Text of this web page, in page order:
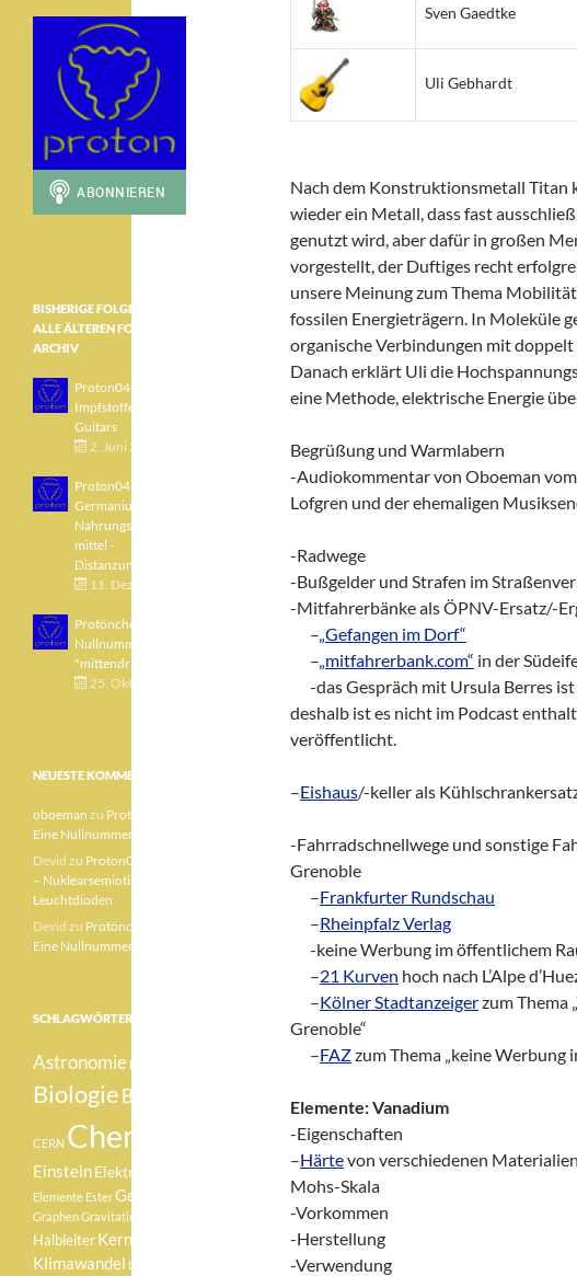
Sven Gaedtke
Uli Gebhardt
Nach dem Konstruktionsmetall Titan
wieder ein Metall, dass fast
genutzt wird, aber dafür in großen
vorgestellt, der Duftiges recht
unsere Meinung zum Thema
fossilen Energieträgern. In Moleküle
organische Verbindungen mit
Danach erklärt Uli die
eine Methode, elektrische Energie
Begrüßung und Warmlabern
-Audiokommentar von Oboeman
Lofgren und der ehemaligen
-Radwege
-Bußgelder und Strafen im
-Mitfahrerbänke als ÖPNV-Ersatz/-
–„Gefangen im Dorf“
–„mitfahrerbank.com“ in der
-das Gespräch mit Ursula Berres
deshalb ist es nicht im Podcast
veröffentlicht.
–Eishaus/-keller als
-Fahrradschnellwege und sonstige
Grenoble
–Frankfurter Rundschau
–Rheinpfalz Verlag
-keine Werbung im öffentlichem
–21 Kurven hoch nach L’Alpe
–Kölner Stadtanzeigerzum Thema
Grenoble“
–FAZzum Thema „keine Werbung
Elemente: Vanadium
-Eigenschaften
–Härtevon verschiedenen
Mohs-Skala
-Vorkommen
-Herstellung
-Verwendung
BISHERIGE FOLGEN ………………
ALLE ÄLTEREN FOLGEN IM
ARCHIV
Proton043 - Arsen -
Impfstoffe - Blue
Guitars
2. Juni 2021
Proton042 -
Germanium -
Nahrungsergänzungs
mittel -
Distanzunterricht
11. Dezember 2020
Protönchen 041 - Eine
Nullnummer
"mittendrin"
25. Oktober 2020
NEUESTE KOMMENTARE
oboeman zu Protönchen 041 –
Eine Nullnummer „mittendrin“
Devid zu Proton040 – Gallium
– Nuklearsemiotik –
Leuchtdioden
Devid zu Protönchen 041 –
Eine Nullnummer „mittendrin“
SCHLAGWÖRTER
Astronomie Betazerfall
BiologieBotanik
CERN Chemie
EinsteinElektron
Elemente EsterGeologie
GraphenGravitationswellen
Halbleiter Kernfusion
Klimawandel Lachgas